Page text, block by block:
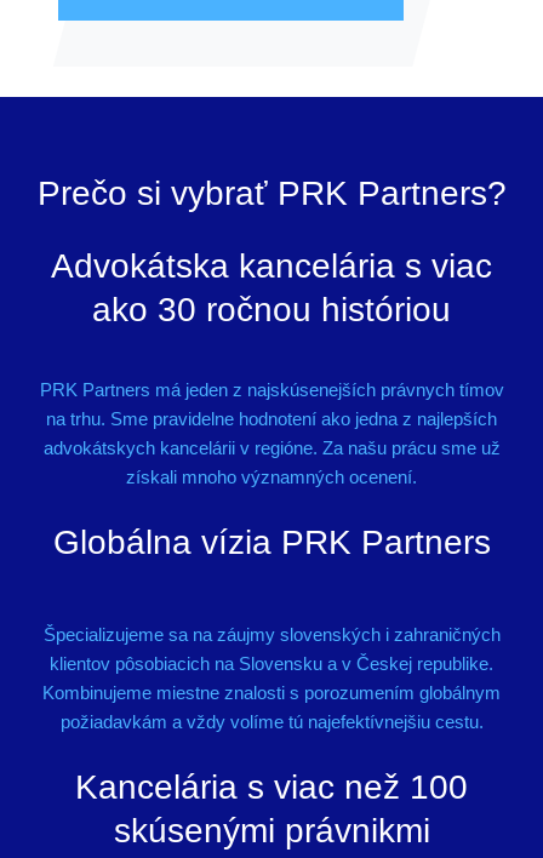
Prečo si vybrať PRK Partners?
Advokátska kancelária s viac
ako 30 ročnou históriou
PRK Partners má jeden z najskúsenejších právnych tímov
na trhu. Sme pravidelne hodnotení ako jedna z najlepších
advokátskych kancelárii v regióne. Za našu prácu sme už
získali mnoho významných ocenení.
Globálna vízia PRK Partners
Špecializujeme sa na záujmy slovenských i zahraničných
klientov pôsobiacich na Slovensku a v Českej republike.
Kombinujeme miestne znalosti s porozumením globálnym
požiadavkám a vždy volíme tú najefektívnejšiu cestu.
Kancelária s viac než 100
skúsenými právnikmi